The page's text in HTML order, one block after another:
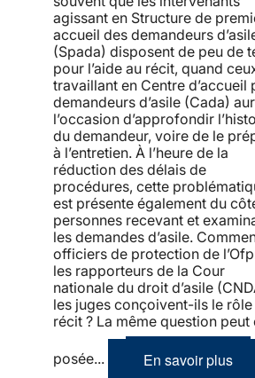
agissant en Structure de
accueil des demandeurs
(Spada) disposent de peu de
pour l’aide au récit, quand
travaillant en Centre d’accueil
demandeurs d’asile (Cada)
l’occasion d’approfondir
du demandeur, voire de le
à l’entretien. À l’heure de la
réduction des délais de
procédures, cette
est présente également du
personnes recevant et
les demandes d’asile.
officiers de protection de
les rapporteurs de la Cour
nationale du droit d’asile
les juges conçoivent-ils le
récit ? La même question peut
posée... En savoir plus